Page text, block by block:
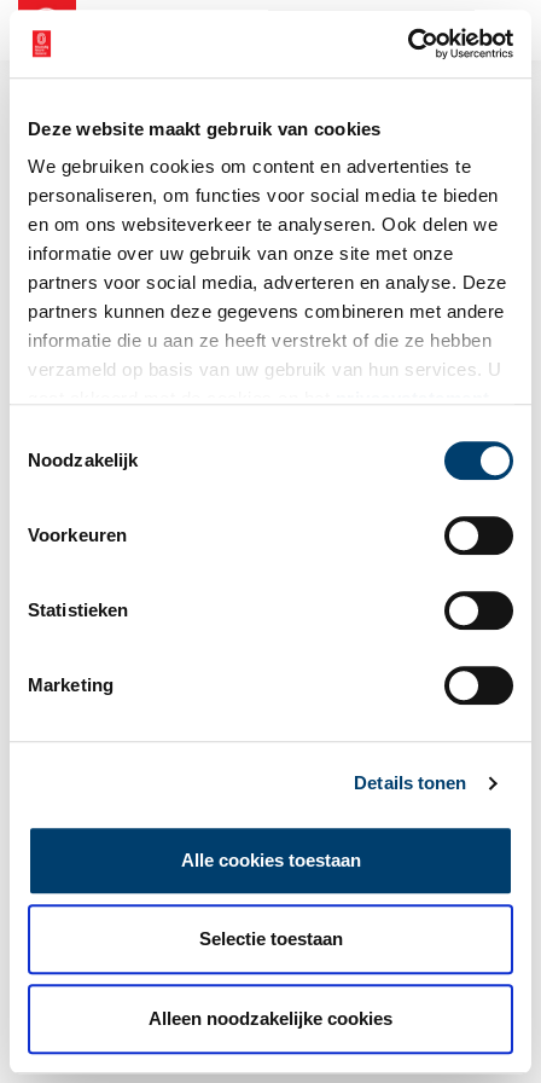
Deze website maakt gebruik van cookies
We gebruiken cookies om content en advertenties te
personaliseren, om functies voor social media te bieden
en om ons websiteverkeer te analyseren. Ook delen we
informatie over uw gebruik van onze site met onze
partners voor social media, adverteren en analyse. Deze
partners kunnen deze gegevens combineren met andere
informatie die u aan ze heeft verstrekt of die ze hebben
verzameld op basis van uw gebruik van hun services. U
Noodzakelijk
Voorkeuren
Statistieken
Marketing
Details tonen
Alle cookies toestaan
Selectie toestaan
Alleen noodzakelijke cookies